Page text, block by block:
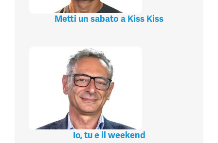
Metti un sabato a Kiss Kiss
Io, tu e il weekend